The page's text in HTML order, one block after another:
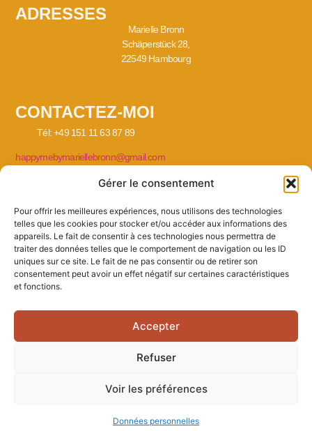
Gérer le consentement
Pour offrir les meilleures expériences, nous utilisons des technologies
telles que les cookies pour stocker et/ou accéder aux informations des
appareils. Le fait de consentir à ces technologies nous permettra de
traiter des données telles que le comportement de navigation ou les ID
uniques sur ce site. Le fait de ne pas consentir ou de retirer son
consentement peut avoir un effet négatif sur certaines caractéristiques
et fonctions.
Accepter
Refuser
Voir les préférences
Données personnelles
ADRESSES
Marielle Bronn
Schäperstück 28,
22549 Hambourg
CONTACTEZ-MOI
Tél: +49 151 11 63 87 89
happymebymariellebronn@gmail.com
MES ACCOMPAGNEMENTS
Coach de vie en français à Hambourg et en ligne
Thérapeute et soutien psychologique en français à Hambourg et en